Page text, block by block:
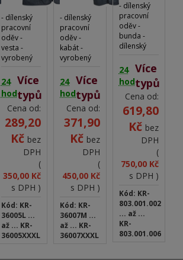
- dílenský
pracovní
oděv -
vesta -
vyrobený
pevné, ale
pohodlné
tkaniny -
praktické
rozložení
kapes -
CE-/EN
testované -
polyester,35%
bavlna
32\2*10
290g\m2
24
hod
Více
typů
Cena od:
289,20
Kč bez
DPH
(
350,00 Kč
s DPH )
Kód: KR-
36005L ...
až ... KR-
36005XXXL
- dílenský
pracovní
oděv -
kabát -
vyrobený
pevné, ale
pohodlné
tkaniny -
praktické
rozložení
kapes -
CE-/EN
testované -
polyester,35%
bavlna
32\2*10
290g\m2
24
hod
Více
typů
Cena od:
371,90
Kč bez
DPH
(
450,00 Kč
s DPH )
Kód: KR-
36007M ...
až ... KR-
36007XXXL
- dílenský
pracovní
oděv -
bunda -
dílenský
oděv -
bunda -
vyrobena
z pevné, ale
pohodlné
tkaniny -
praktické
rozložení
kapes -
bavlna,
35%
260g/m2
24
hod
Více
typů
Cena od:
619,80
Kč bez
DPH
(
750,00 Kč
s DPH )
Kód: KR-
803.001.002
... až ...
KR-
803.001.006